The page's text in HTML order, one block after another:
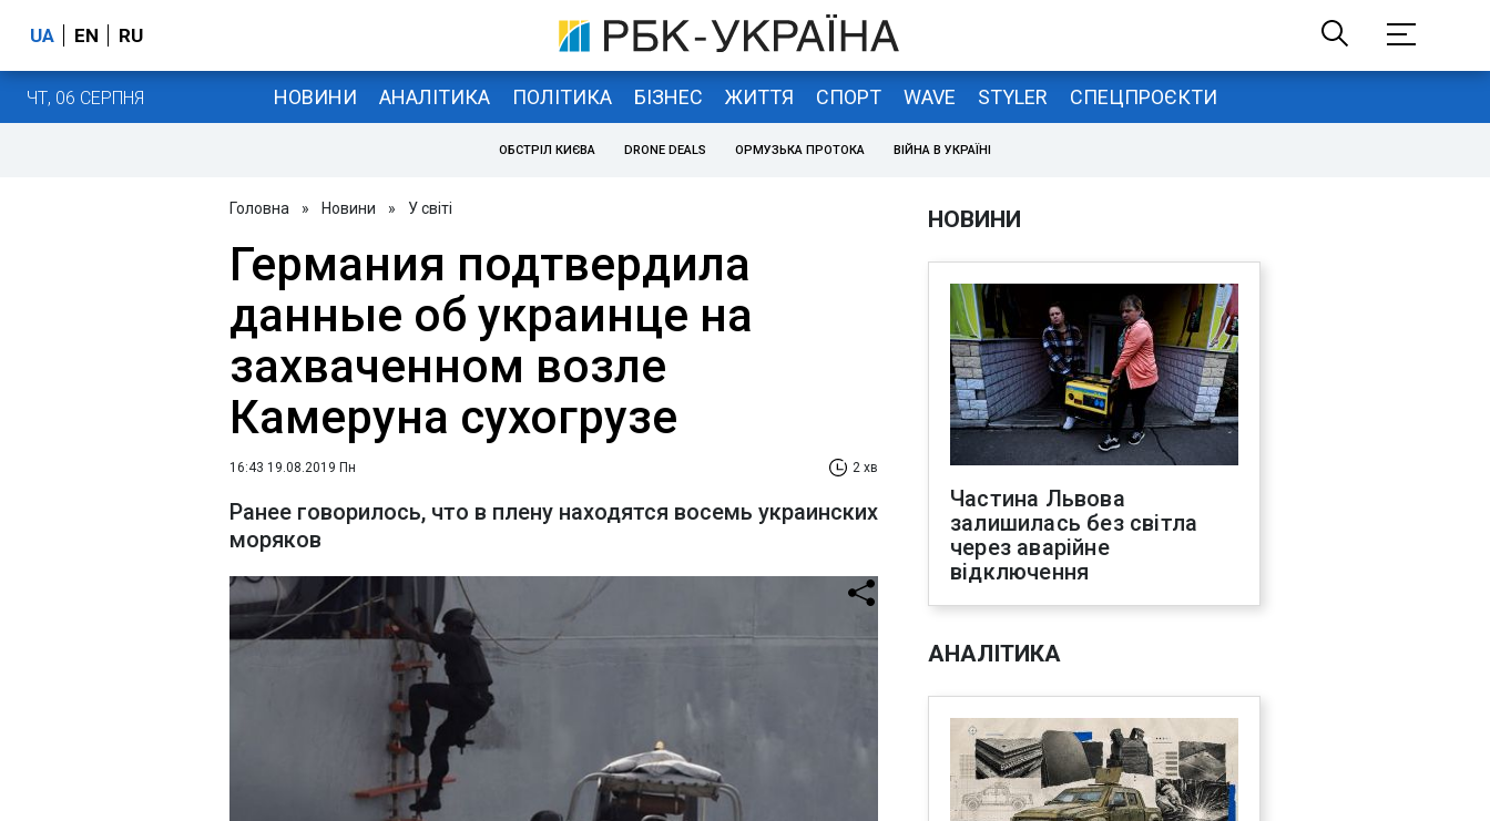
UA EN RU
ЧТ, 06 СЕРПНЯ НОВИНИ АНАЛІТИКА ПОЛІТИКА БІЗНЕС ЖИТТЯ СПОРТ WAVE STYLER СПЕЦПРОЄКТИ
ОБСТРІЛ КИЄВА DRONE DEALS ОРМУЗЬКА ПРОТОКА ВІЙНА В УКРАЇНІ
Головна » Новини » У світі
Германия подтвердила
данные об украинце на
захваченном возле
Камеруна сухогрузе
16:43 19.08.2019 Пн 2 хв
Ранее говорилось, что в плену находятся восемь украинских
моряков
НОВИНИ
Частина Львова
залишилась без світла
через аварійне
відключення
АНАЛІТИКА